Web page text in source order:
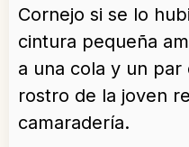
Cornejo si se lo
cintura pequeña
a una cola y un par
rostro de la joven
camaradería.